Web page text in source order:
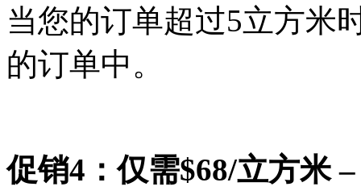
当您的订单超过5立方米
的订单中。
促销4：仅需$68/立方米